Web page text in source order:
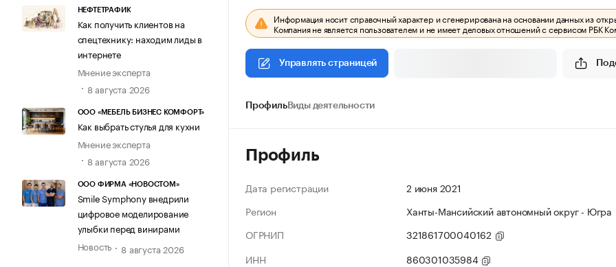
НЕФТЕТРАФИК
Как получить клиентов на
спецтехнику: находим лиды в
интернете
Мнение эксперта
8 августа 2026
ООО «МЕБЕЛЬ БИЗНЕС КОМФОРТ»
Как выбрать стулья для кухни
Мнение эксперта
8 августа 2026
ООО ФИРМА «НОВОСТОМ»
Smile Symphony внедрили
цифровое моделирование
улыбки перед винирами
Новость
8 августа 2026
Информация носит справочный характер и сгенерирована на основании данных из
Компания не является пользователем и не имеет деловых отношений с сервисом РБК
Управлять страницей
ПрофильВиды деятельности
Профиль
Дата регистрации
2 июня 2021
Регион
Ханты-Мансийский автономный округ - Югра
ОГРНИП
321861700040162
ИНН
860301035984